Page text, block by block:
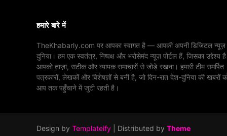
हमारे बारे में
TheKhabarly.com पर आपका स्वागत है — आपकी अपनी डिजिटल न्यूज़
दुनिया। हम एक स्वतंत्र, निष्पक्ष और भरोसेमंद न्यूज़ पोर्टल हैं, जिसका उद्देश्य है
आपको ताज़ा, सटीक और व्यापक समाचारों से जोड़े रखना। हमारी टीम समर्पित
पत्रकारों, लेखकों और विशेषज्ञों से बनी है, जो दिन-रात देश-दुनिया की खबरों
आप तक पहुँचाने में जुटी रहती है।
Design by Templateify | Distributed by Theme